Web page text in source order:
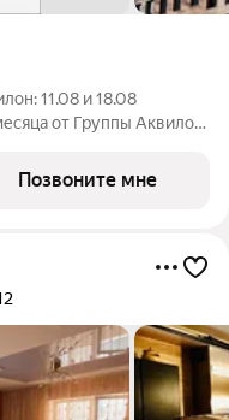
11.08 и 18.08
от Группы Аквилон:
СКИДКА 3% при
Позвоните мне